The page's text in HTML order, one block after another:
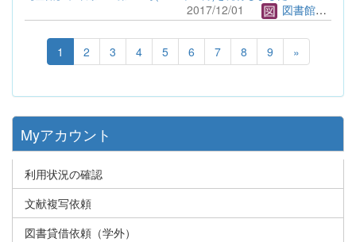
2017/12/01 図書館管理者
1 2 3 4 5 6 7 8 9 »
Myアカウント
利用状況の確認
文献複写依頼
図書貸借依頼（学外）